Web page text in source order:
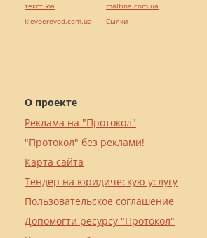
О проекте
Реклама на "Протокол"
"Протокол" без реклами!
Карта сайта
Тендер на юридическую услугу
Пользовательское соглашение
Допомогти ресурсу "Протокол"
текст юа
kievperevod.com.ua
maltina.com.ua
Cылки